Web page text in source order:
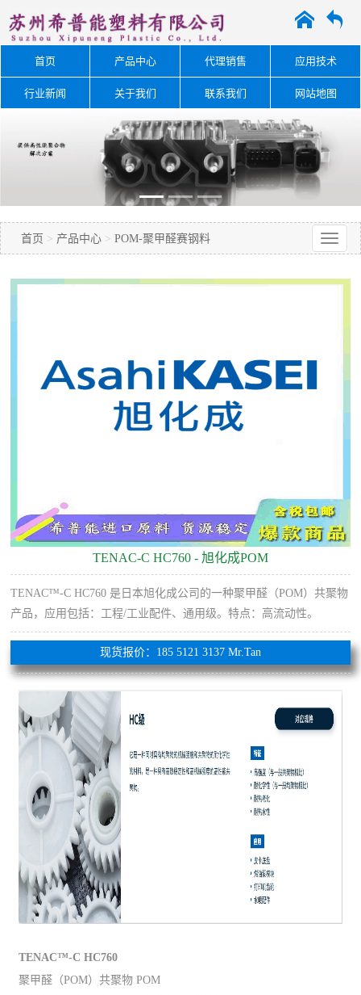
A O
首页 产品中心 代理销售 应用技术
行业新闻 关于我们 联系我们 网站地图
首页 > 产品中心 > POM-聚甲醛赛钢料
TENAC-C HC760 - 旭化成POM
TENAC™-C HC760 是日本旭化成公司的一种聚甲醛（POM）共聚物
产品，应用包括：工程/工业配件、通用级。特点：高流动性。
现货报价：185 5121 3137 Mr.Tan
TENAC™-C HC760
聚甲醛（POM）共聚物 POM